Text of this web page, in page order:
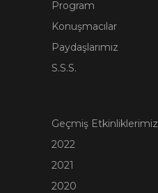
Program
Konuşmacılar
Paydaşlarımız
S.S.S.
Geçmiş Etkinliklerimiz
2022
2021
2020